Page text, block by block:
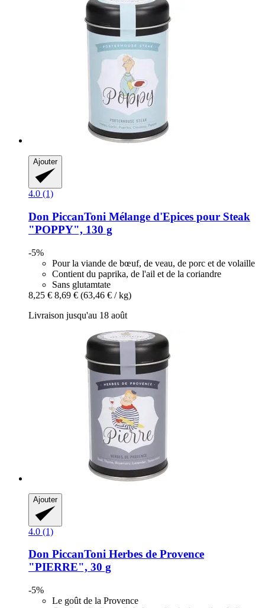
Ajouter
4.0 (1)
Don PiccanToni Mélange d'Epices pour Steak
"POPPY", 130 g
-5%
Pour la viande de bœuf, de veau, de porc et de volaille
Contient du paprika, de l'ail et de la coriandre
Sans glutamtate
8,25 € 8,69 € (63,46 € / kg)
Livraison jusqu'au 18 août
Ajouter
4.0 (1)
Don PiccanToni Herbes de Provence
"PIERRE", 30 g
-5%
Le goût de la Provence